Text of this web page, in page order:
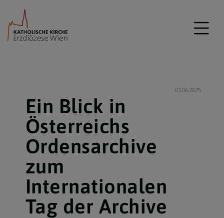
03.06.2025
Ein Blick in
Österreichs
Ordensarchive
zum
Internationalen
Tag der Archive